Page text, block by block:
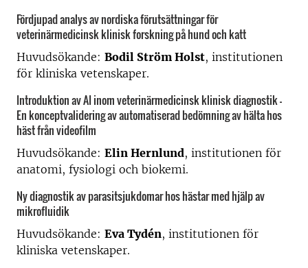
Fördjupad analys av nordiska förutsättningar för
veterinärmedicinsk klinisk forskning på hund och katt
Huvudsökande: Bodil Ström Holst, institutionen
för kliniska vetenskaper.
Introduktion av AI inom veterinärmedicinsk klinisk diagnostik -
En konceptvalidering av automatiserad bedömning av hälta hos
häst från videofilm
Huvudsökande: Elin Hernlund, institutionen för
anatomi, fysiologi och biokemi.
Ny diagnostik av parasitsjukdomar hos hästar med hjälp av
mikrofluidik
Huvudsökande: Eva Tydén, institutionen för
kliniska vetenskaper.